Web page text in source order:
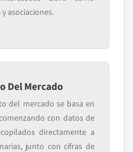
asociaciones.
Del Mercado
del mercado se basa en
con datos de
directamente a
junto con cifras de